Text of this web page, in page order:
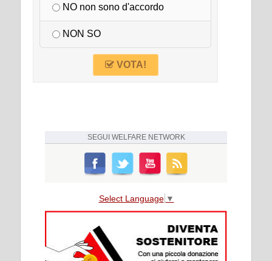
NO non sono d'accordo
NON SO
VOTA!
SEGUI WELFARE NETWORK
Select Language ▼